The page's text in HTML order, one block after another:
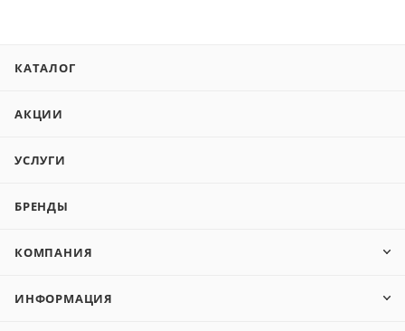
КАТАЛОГ
АКЦИИ
УСЛУГИ
БРЕНДЫ
КОМПАНИЯ
ИНФОРМАЦИЯ